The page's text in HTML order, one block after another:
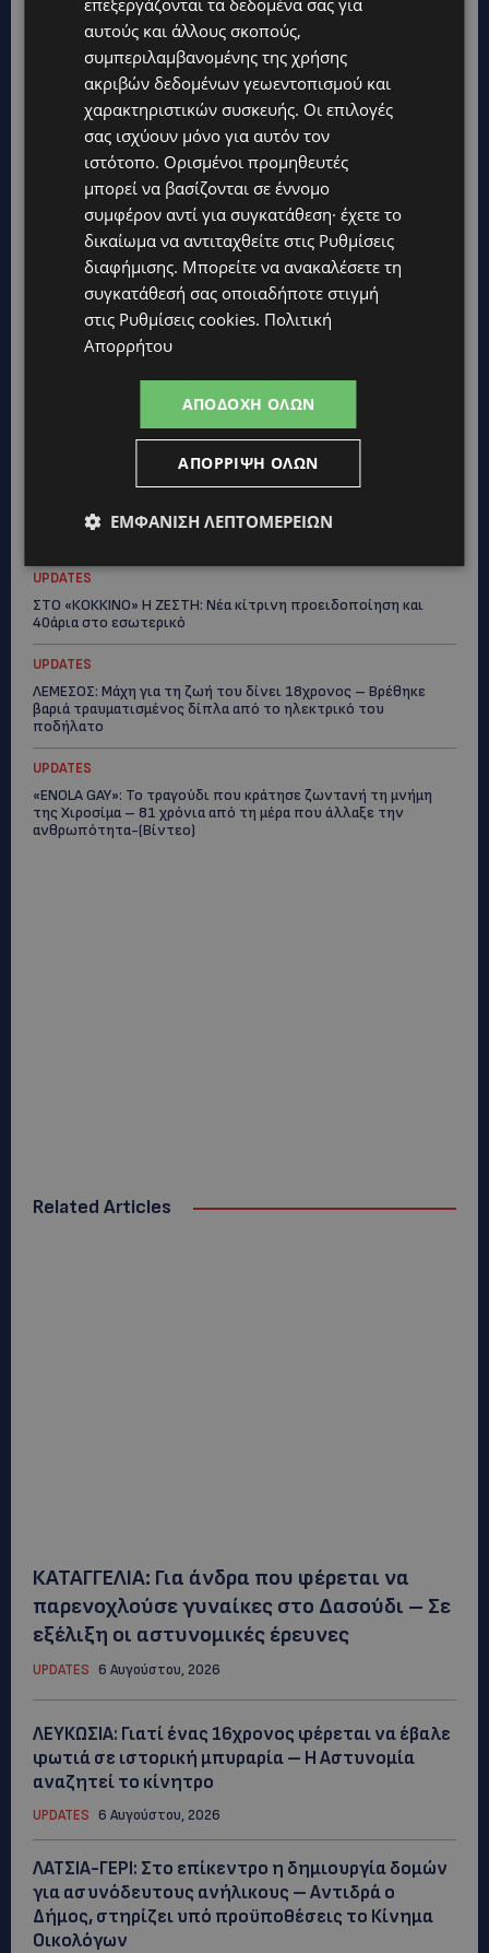
Topics
ΓΕΝΕΘΛΙΟΣ ΗΜΕΡΑ: Η ηλικία είναι μόνο ένας αριθμός – Οι
άνθρωποι και οι στιγμές είναι η πραγματική μας ιστορία
STORIES
ΕΛΕΝΑ ΑΝΤΩΝΙΑΔΟΥ: Αγώνας ζωής για τη 37χρονη μητέρα
τριών παιδιών – Έρανος για τη θεραπεία της στην Αγγλία
UPDATES
ΚΑΤΑΓΓΕΛΙΑ: Για άνδρα που φέρεται να παρενοχλούσε
γυναίκες στο Δασούδι – Σε εξέλιξη οι αστυνομικές έρευνες
ΛΕΥΚΩΣΙΑ: Γιατί ένας 16χρονος φέρεται να έβαλε φωτιά σε
ιστορική μπυραρία – Η Αστυνομία αναζητεί το κίνητρο
ασυνόδευτους ανήλικους – Αντιδρά ο Δήμος, στηρίζει υπό
προϋποθέσεις το Κίνημα Οικολόγων
UPDATES
ΣΤΟ «ΚΟΚΚΙΝΟ» Η ΖΕΣΤΗ: Νέα κίτρινη προειδοποίηση και
40άρια στο εσωτερικό
UPDATES
ΛΕΜΕΣΟΣ: Μάχη για τη ζωή του δίνει 18χρονος – Βρέθηκε
βαριά τραυματισμένος δίπλα από το ηλεκτρικό του
ποδήλατο
UPDATES
«ENOLA GAY»: Το τραγούδι που κράτησε ζωντανή τη μνήμη
της Χιροσίμα – 81 χρόνια από τη μέρα που άλλαξε την
ανθρωπότητα-(Bίντεο)
Related Articles
ΚΑΤΑΓΓΕΛΙΑ: Για άνδρα που φέρεται να
παρενοχλούσε γυναίκες στο Δασούδι – Σε
εξέλιξη οι αστυνομικές έρευνες
UPDATES 6 Αυγούστου, 2026
ΛΕΥΚΩΣΙΑ: Γιατί ένας 16χρονος φέρεται να έβαλε
φωτιά σε ιστορική μπυραρία – Η Αστυνομία
αναζητεί το κίνητρο
UPDATES 6 Αυγούστου, 2026
ΛΑΤΣΙΑ-ΓΕΡΙ: Στο επίκεντρο η δημιουργία δομών
για ασυνόδευτους ανήλικους – Αντιδρά ο
Δήμος, στηρίζει υπό προϋποθέσεις το Κίνημα
Οικολόγων
επεξεργάζονται τα δεδομένα σας για
αυτούς και άλλους σκοπούς,
συμπεριλαμβανομένης της χρήσης
ακριβών δεδομένων γεωεντοπισμού και
χαρακτηριστικών συσκευής. Οι επιλογές
σας ισχύουν μόνο για αυτόν τον
ιστότοπο. Ορισμένοι προμηθευτές
μπορεί να βασίζονται σε έννομο
συμφέρον αντί για συγκατάθεση· έχετε το
δικαίωμα να αντιταχθείτε στις Ρυθμίσεις
διαφήμισης. Μπορείτε να ανακαλέσετε τη
συγκατάθεσή σας οποιαδήποτε στιγμή
στις Ρυθμίσεις cookies. Πολιτική
Απορρήτου
ΑΠΟΔΟΧΉ ΌΛΩΝ
ΑΠΌΡΡΙΨΗ ΌΛΩΝ
ΕΜΦΆΝΙΣΗ ΛΕΠΤΟΜΕΡΕΙΏΝ